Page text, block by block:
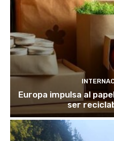
Europa impulsa al
ser